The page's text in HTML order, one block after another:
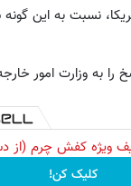
نسبت به این
را به وزارت امور
کلیک کن!